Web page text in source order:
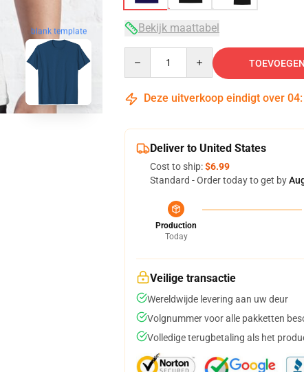
blank template Bekijk maattabel
Deze uitverkoop eindigt over 04:
Deliver to United States
Cost to ship:$6.99
Standard - Order today to get by
Production
Today
Veilige transactie
Wereldwijde levering aan uw deur
Volgnummer voor alle pakketten
Volledige terugbetaling als het